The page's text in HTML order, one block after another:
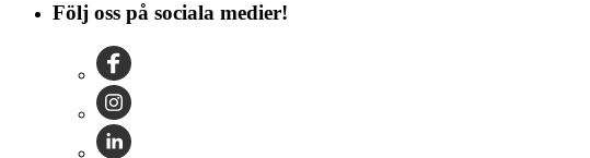
Följ oss på sociala medier!